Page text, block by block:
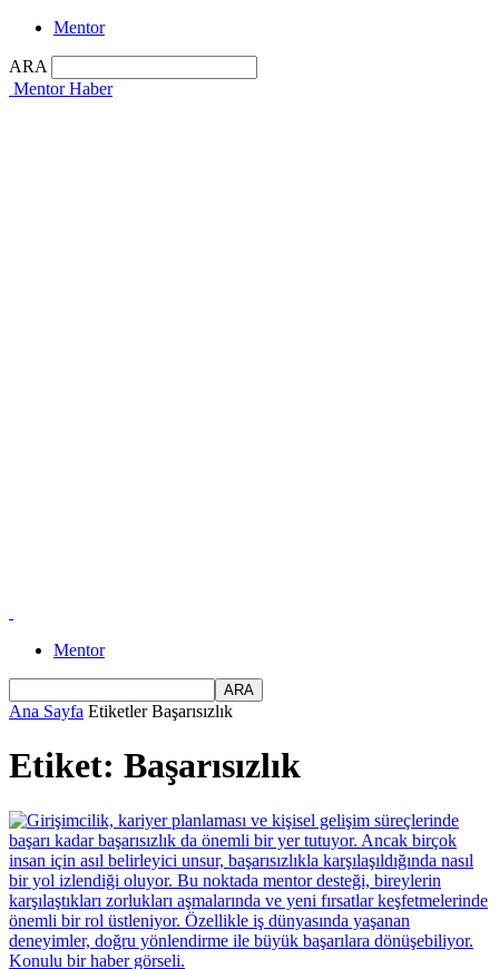
Mentor
ARA
Mentor Haber
Mentor
Ana Sayfa Etiketler Başarısızlık
Etiket: Başarısızlık